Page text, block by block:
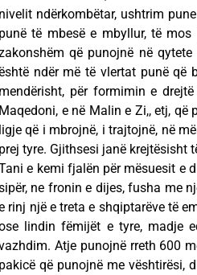
nivelit ndërkombëtar, ushtrim
punë të mbesë e mbyllur, të
që punojnë në
ndër më të vlertat punë që
mendërisht, për formimin e
Maqedoni, e në Malin e Zi,, etj, që
ligje që i mbrojnë, i trajtojnë, në
prej tyre. Gjithsesi janë krejtësisht
e kemi fjalën për mësuesit e
ne fronin e dijes, fusha me
rinj një e treta e shqiptarëve të
lindin fëmijët e tyre, madje
Atje punojnë rreth 600
pakicë që punojnë me vështirësi,